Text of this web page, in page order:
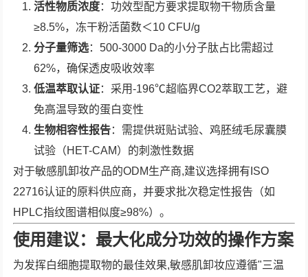
活性物质浓度：功效型配方要求提取物干物质含量
≥8.5%，冻干粉活菌数＜10 CFU/g
分子量筛选：500-3000 Da的小分子肽占比需超过
62%，确保透皮吸收效率
低温萃取认证：采用-196℃超临界CO2萃取工艺，避
免高温导致的蛋白变性
生物相容性报告：需提供斑贴试验、鸡胚绒毛尿囊膜
试验（HET-CAM）的刺激性数据
对于敏感肌卸妆产品的ODM生产商,建议选择拥有ISO
22716认证的原料供应商，并要求批次稳定性报告（如
HPLC指纹图谱相似度≥98%）。
使用建议：最大化成分功效的操作方案
为发挥白细胞提取物的最佳效果,敏感肌卸妆应遵循"三温